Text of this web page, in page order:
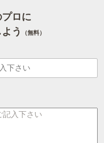
ロに
う （無料）